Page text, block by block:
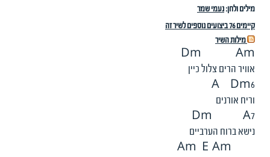
מילים ולחן:נעמי שמר
קיימים 76 ביצועים נוספים לשיר זה
מילות השיר
Dm Am
אוויר הרים צלול כיין
A Dm6
וריח אורנים
Dm A7
נישא ברוח הערביים